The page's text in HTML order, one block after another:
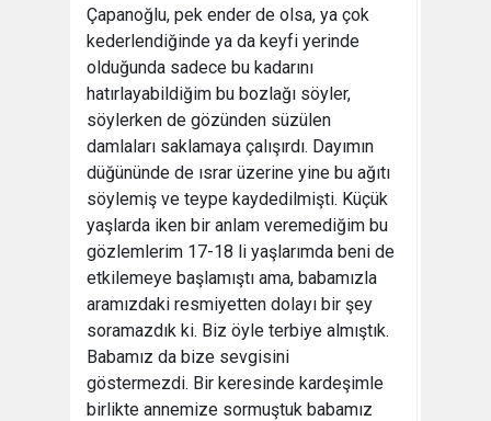
Çapanoğlu, pek ender de olsa, ya çok
kederlendiğinde ya da keyfi yerinde
olduğunda sadece bu kadarını
hatırlayabildiğim bu bozlağı söyler,
söylerken de gözünden süzülen
damlaları saklamaya çalışırdı. Dayımın
düğününde de ısrar üzerine yine bu ağıtı
söylemiş ve teype kaydedilmişti. Küçük
yaşlarda iken bir anlam veremediğim bu
gözlemlerim 17-18 li yaşlarımda beni de
etkilemeye başlamıştı ama, babamızla
aramızdaki resmiyetten dolayı bir şey
soramazdık ki. Biz öyle terbiye almıştık.
Babamız da bize sevgisini
göstermezdi. Bir keresinde kardeşimle
birlikte annemize sormuştuk babamız